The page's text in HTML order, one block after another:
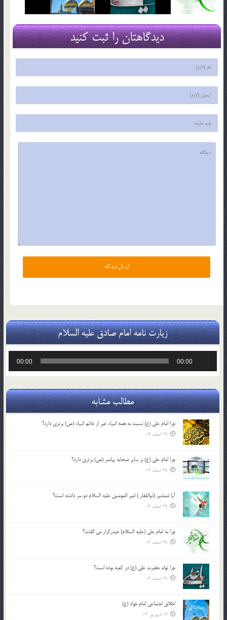
دیدگاهتان را ثبت کنید
زیارت نامه امام صادق علیه السلام
00:00
00:00
مطالب مشابه
چرا امام علی (ع) نسبت به همه انبیاء غیر از خاتم انبیاء (ص) برتری دارد؟
29 اسفند 03
چرا امام علی (ع) بر سایر صحابه پیامبر (ص) برتری دارد؟
29 اسفند 03
آیا شمشیر (ذوالفقار ) امیر المومنین علیه السلام دو سر داشته است؟
29 اسفند 03
چرا به امام علی (علیه السلام) حیدرکرار می گفتند؟
29 اسفند 03
چرا تولد حضرت علی (ع) در کعبه بوده است؟
29 اسفند 03
اخلاق اجتماعی امام جواد (ع)
16 شهریور 03